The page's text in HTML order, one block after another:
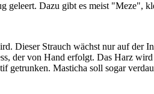
Dazu gibt es meist "Meze",
Dieser Strauch wächst nur auf der
der von Hand erfolgt. Das Harz
getrunken. Masticha soll sogar